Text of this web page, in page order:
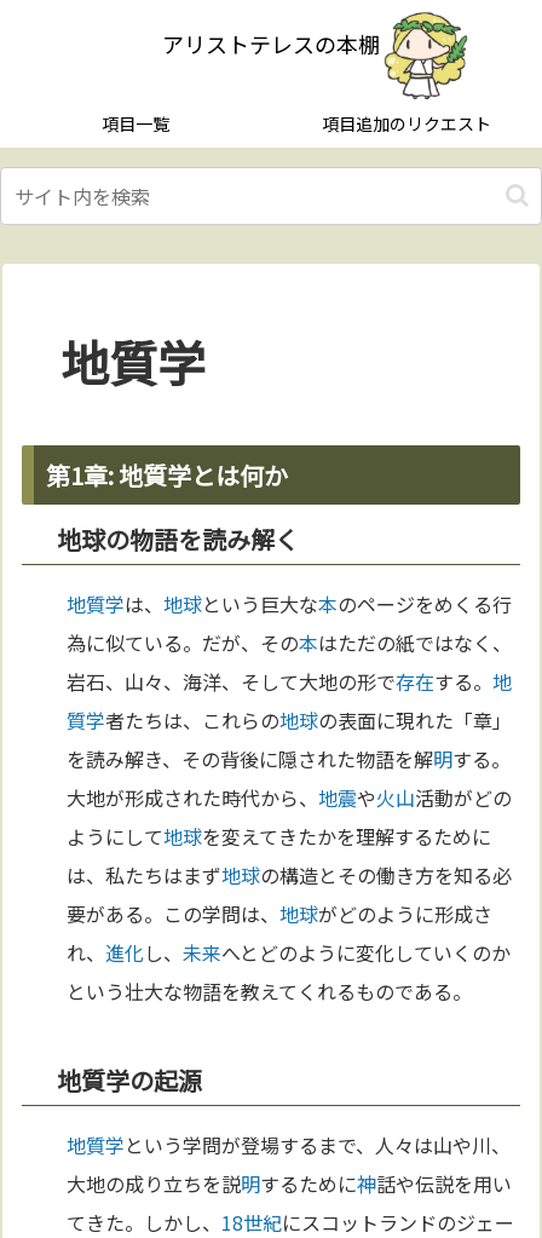
アリストテレスの本棚
項目一覧 項目追加のリクエスト
地質学
第1章: 地質学とは何か
地球の物語を読み解く
地質学は、地球という巨大な本のページをめくる行
為に似ている。だが、その本はただの紙ではなく、
岩石、山々、海洋、そして大地の形で存在する。地
質学者たちは、これらの地球の表面に現れた「章」
を読み解き、その背後に隠された物語を解明する。
大地が形成された時代から、地震や火山活動がどの
ようにして地球を変えてきたかを理解するために
は、私たちはまず地球の構造とその働き方を知る必
要がある。この学問は、地球がどのように形成さ
れ、進化し、未来へとどのように変化していくのか
という壮大な物語を教えてくれるものである。
地質学の起源
地質学という学問が登場するまで、人々は山や川、
大地の成り立ちを説明するために神話や伝説を用い
てきた。しかし、 18世紀にスコットランドのジェー